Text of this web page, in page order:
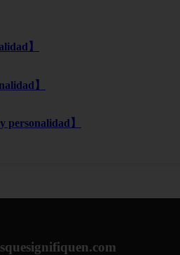
】
】
】